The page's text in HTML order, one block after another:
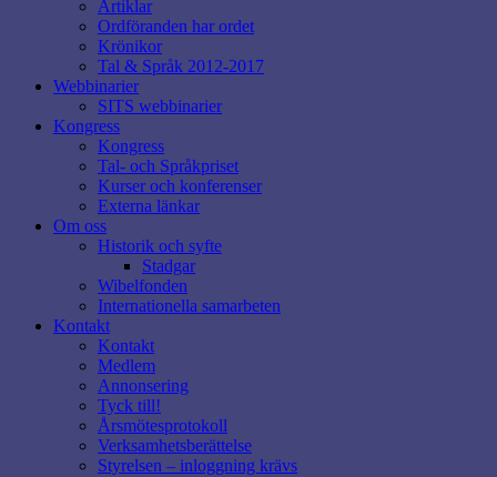
Artiklar
Ordföranden har ordet
Krönikor
Tal & Språk 2012-2017
Webbinarier
SITS webbinarier
Kongress
Kongress
Tal- och Språkpriset
Kurser och konferenser
Externa länkar
Om oss
Historik och syfte
Stadgar
Wibelfonden
Internationella samarbeten
Kontakt
Kontakt
Medlem
Annonsering
Tyck till!
Årsmötesprotokoll
Verksamhetsberättelse
Styrelsen – inloggning krävs